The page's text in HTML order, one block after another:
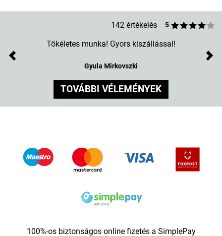
142 értékelés 5
Tökéletes munka! Gyors kiszállással!
Gyula Mirkovszki
Previous
TOVÁBBI VÉLEMÉNYEK
100%-os biztonságos online fizetés a SimplePay